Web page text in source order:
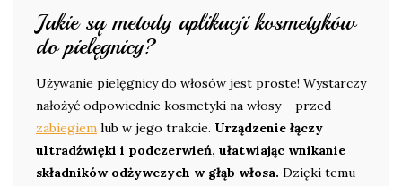
Jakie są metody aplikacji kosmetyków
do pielęgnicy?
Używanie pielęgnicy do włosów jest proste! Wystarczy
nałożyć odpowiednie kosmetyki na włosy – przed
zabiegiem lub w jego trakcie. Urządzenie łączy
ultradźwięki i podczerwień, ułatwiając wnikanie
składników odżywczych w głąb włosa. Dzięki temu